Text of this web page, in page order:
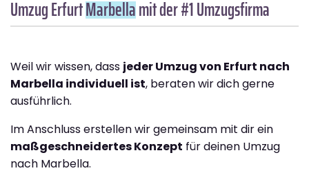
Umzug ErfurtMarbellamit der #1 Umzugsfirma
Weil wir wissen, dass jeder Umzug von Erfurt nach
Marbella individuell ist, beraten wir dich gerne
ausführlich.
Im Anschluss erstellen wir gemeinsam mit dir ein
maßgeschneidertes Konzept für deinen Umzug
nach Marbella.